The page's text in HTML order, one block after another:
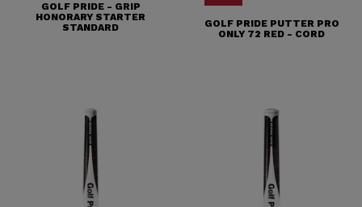
GOLF PRIDE - GRIP
HONORARY STARTER
STANDARD
GOLF PRIDE PUTTER PRO
ONLY 72 RED - CORD